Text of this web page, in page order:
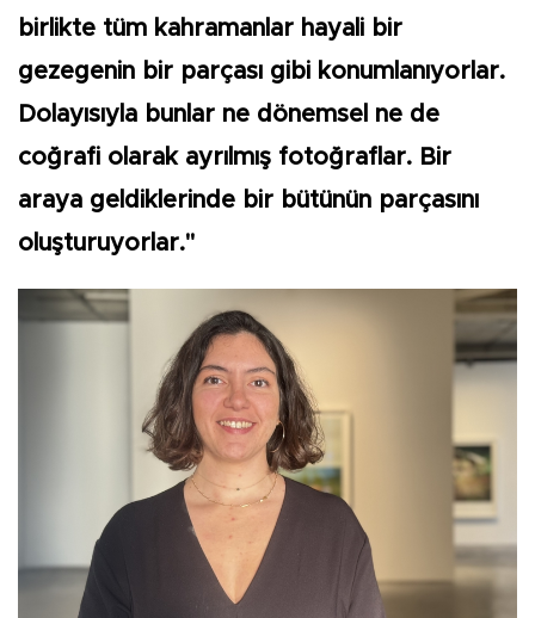
birlikte tüm kahramanlar hayali bir
gezegenin bir parçası gibi konumlanıyorlar.
Dolayısıyla bunlar ne dönemsel ne de
coğrafi olarak ayrılmış fotoğraflar. Bir
araya geldiklerinde bir bütünün parçasını
oluşturuyorlar."